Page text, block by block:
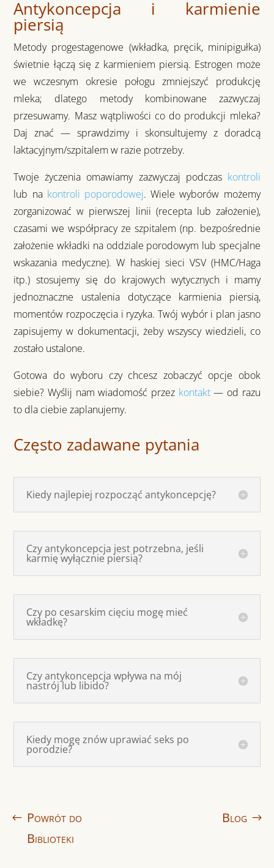
Antykoncepcja i karmienie
piersią
Metody progestagenowe (wkładka, pręcik, minipigułka)
świetnie łączą się z karmieniem piersią. Estrogen może
we wczesnym okresie połogu zmniejszyć produkcję
mleka; dlatego metody kombinowane zazwyczaj
przesuwamy. Masz wątpliwości co do produkcji mleka?
Daj znać — sprawdzimy i skonsultujemy z doradcą
laktacyjnym/szpitalem w razie potrzeby.
Twoje życzenia omawiamy zazwyczaj podczas kontroli
lub na kontroli poporodowej. Wiele wyborów możemy
zorganizować w pierwszej linii (recepta lub założenie),
czasami we współpracy ze szpitalem (np. bezpośrednie
założenie wkładki na oddziale porodowym lub specjalne
wskazania medyczne). W haskiej sieci VSV (HMC/Haga
itp.) stosujemy się do krajowych wytycznych i mamy
jednoznaczne ustalenia dotyczące karmienia piersią,
momentów rozpoczęcia i ryzyka. Twój wybór i plan jasno
zapisujemy w dokumentacji, żeby wszyscy wiedzieli, co
zostało ustalone.
Gotowa do wyboru czy chcesz zobaczyć opcje obok
siebie? Wyślij nam wiadomość przez kontakt— od razu
to dla ciebie zaplanujemy.
Często zadawane pytania
Kiedy najlepiej rozpocząć antykoncepcję?
Czy antykoncepcja jest potrzebna, jeśli
karmię wyłącznie piersią?
Czy po cesarskim cięciu mogę mieć
wkładkę?
Czy antykoncepcja wpływa na mój
nastrój lub libido?
Kiedy mogę znów uprawiać seks po
porodzie?
Powrót do
Biblioteki
Blog